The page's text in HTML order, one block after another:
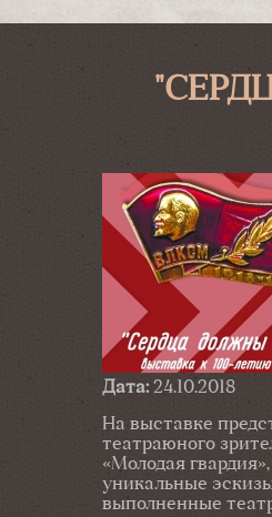
Дата: 24.10.2018
На выставке
театраюного
«Молодая
уникальные
выполненные